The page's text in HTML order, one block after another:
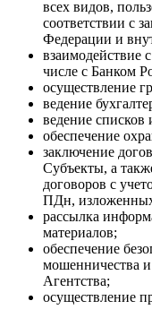
всех видов,
соответствии с
Федерации и
взаимодействие
числе с Банком
осуществление
ведение
ведение списков
обеспечение
заключение
Субъекты, а
договоров с
ПДн,
рассылка
материалов;
обеспечение
мошенничества
Агентства;
осуществление